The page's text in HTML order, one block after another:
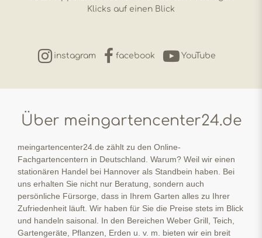
Klicks auf einen Blick
instagram facebook YouTube
Über meingartencenter24.de
meingartencenter24.de zählt zu den Online-
Fachgartencentern in Deutschland. Warum? Weil wir einen
stationären Handel bei Hannover als Standbein haben. Bei
uns erhalten Sie nicht nur Beratung, sondern auch
persönliche Fürsorge, dass in Ihrem Garten alles zu Ihrer
Zufriedenheit läuft. Wir haben für Sie die Preise stets im Blick
und handeln saisonal. In den Bereichen Weber Grill, Teich,
Gartengeräte, Pflanzen, Erden u. v. m. bieten wir ein breit